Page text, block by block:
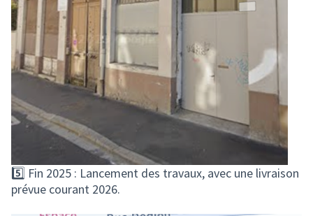
5️⃣ Fin 2025 : Lancement des travaux, avec une livraison
prévue courant 2026.